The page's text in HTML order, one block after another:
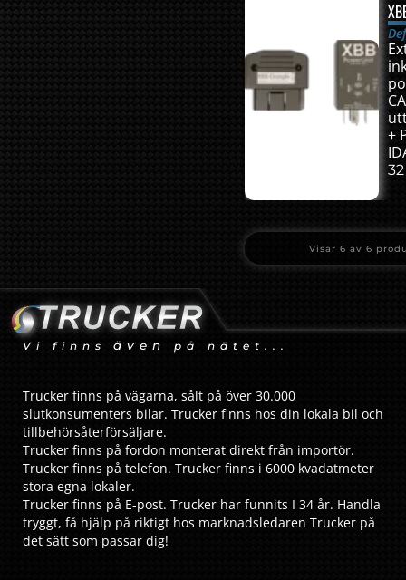
+
Visar6 av6
Vi finns även på nätet...
Trucker finns på vägarna, sålt på över 30.000
slutkonsumenters bilar. Trucker finns hos din lokala bil och
tillbehörsåterförsäljare.
Trucker finns på fordon monterat direkt från importör.
Trucker finns på telefon. Trucker finns i 6000 kvadatmeter
stora egna lokaler.
Trucker finns på E-post. Trucker har funnits I 34 år. Handla
tryggt, få hjälp på riktigt hos marknadsledaren Trucker på
det sätt som passar dig!